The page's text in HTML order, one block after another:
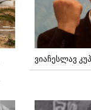
ვიაჩესლავ